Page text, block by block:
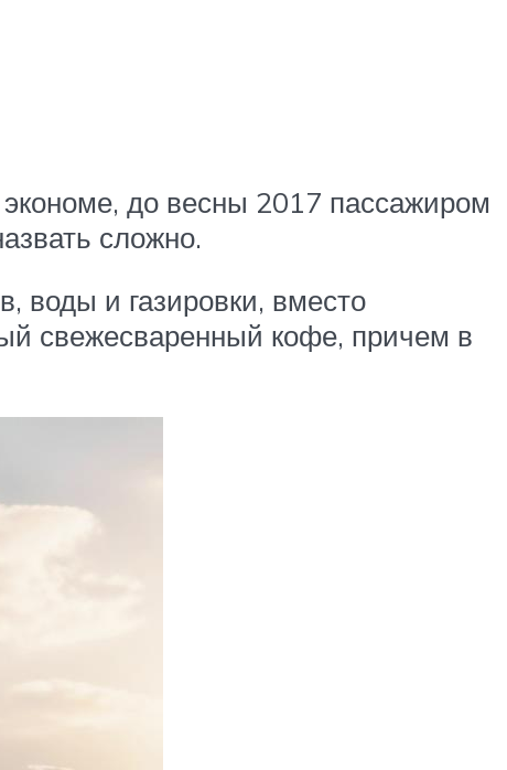
до весны 2017 пассажиром
сложно.
воды и газировки, вместо
свежесваренный кофе, причем в